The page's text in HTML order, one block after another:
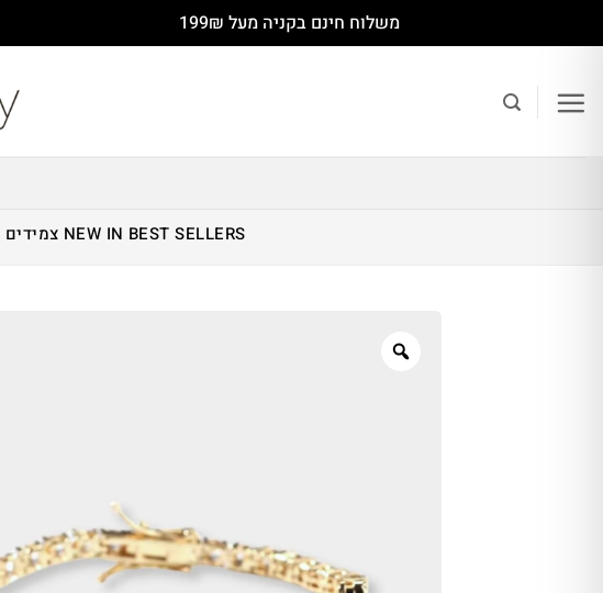
to
content
משלוח חינם בקניה מעל 199₪
BEST SELLERS
NEW IN צמידים